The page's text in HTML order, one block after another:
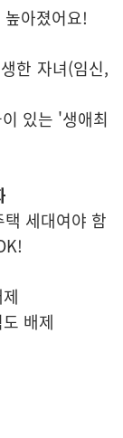
아졌어요!
한 자녀(임신,
있는 '생애최
세대여야 함
배제